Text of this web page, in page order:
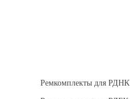
Ремкомплекты для РДНК